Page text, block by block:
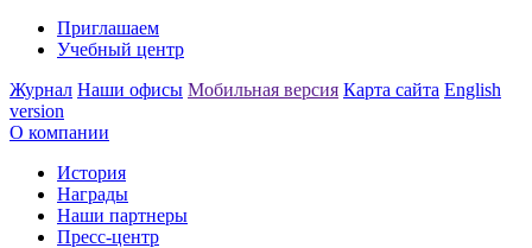
Приглашаем
Учебный центр
Журнал Наши офисы Мобильная версия Карта сайта English
version
О компании
История
Награды
Наши партнеры
Пресс-центр